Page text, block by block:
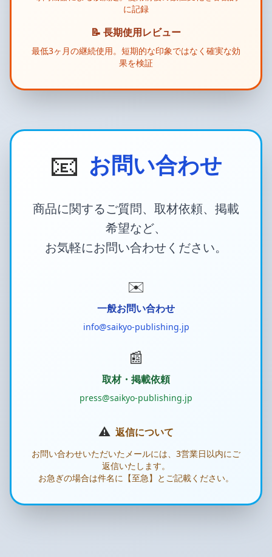
に記録
📝 長期使用レビュー
最低3ヶ月の継続使用。短期的な印象ではなく確実な効
果を検証
📧 お問い合わせ
商品に関するご質問、取材依頼、掲載
希望など、
お気軽にお問い合わせください。
✉️
一般お問い合わせ
info@saikyo-publishing.jp
📰
取材・掲載依頼
press@saikyo-publishing.jp
⚠️ 返信について
お問い合わせいただいたメールには、3営業日以内にご
返信いたします。
お急ぎの場合は件名に【至急】とご記載ください。